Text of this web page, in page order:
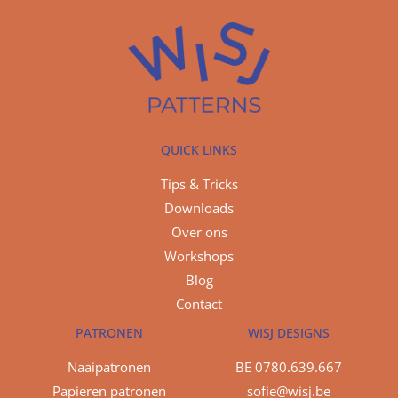
QUICK LINKS
Tips & Tricks
Downloads
Over ons
Workshops
Blog
Contact
PATRONEN
Naaipatronen
Papieren patronen
WISJ DESIGNS
BE 0780.639.667
sofie@wisj.be